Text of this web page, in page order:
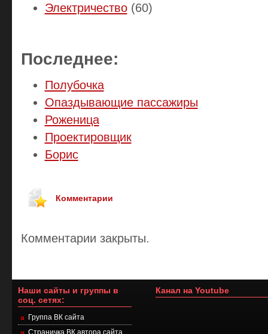
Электричество(60)
Последнее:
Полубочка
Опаздывающие пассажиры
Роженица
Проектировщик
Борис
Комментарии
Комментарии закрыты.
Наши сайты и группы в
соц. сетях:
Группа ВК сайта
Страничка ВК автора сайта
Канал на Youtube